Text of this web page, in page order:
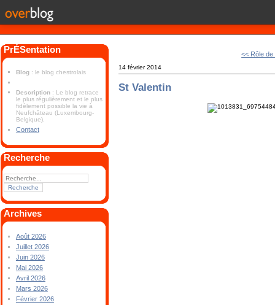
PrÉSentation
Blog : le blog chestrolais
Description : Le blog retrace
le plus régulièrement et le plus
fidèlement possible la vie à
Neufchâteau (Luxembourg-
Belgique).
Contact
Recherche
Archives
Août 2026
Juillet 2026
Juin 2026
Mai 2026
Avril 2026
Mars 2026
Février 2026
<< Rôle de
14 février 2014
St Valentin